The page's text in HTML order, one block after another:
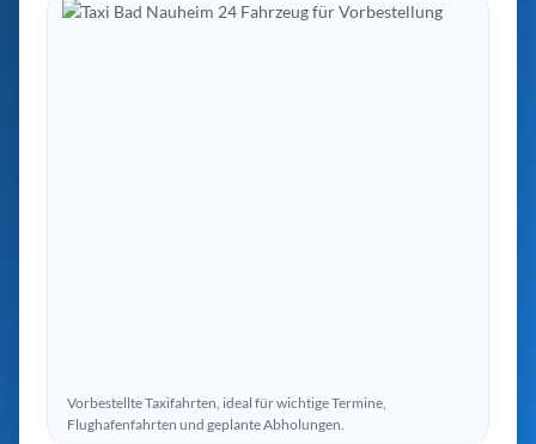
Vorbestellte Taxifahrten, ideal für wichtige Termine,
Flughafenfahrten und geplante Abholungen.